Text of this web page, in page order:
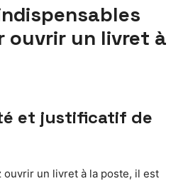
ouvrir un livret à
et justificatif de
ouvrir un livret à la poste, il est